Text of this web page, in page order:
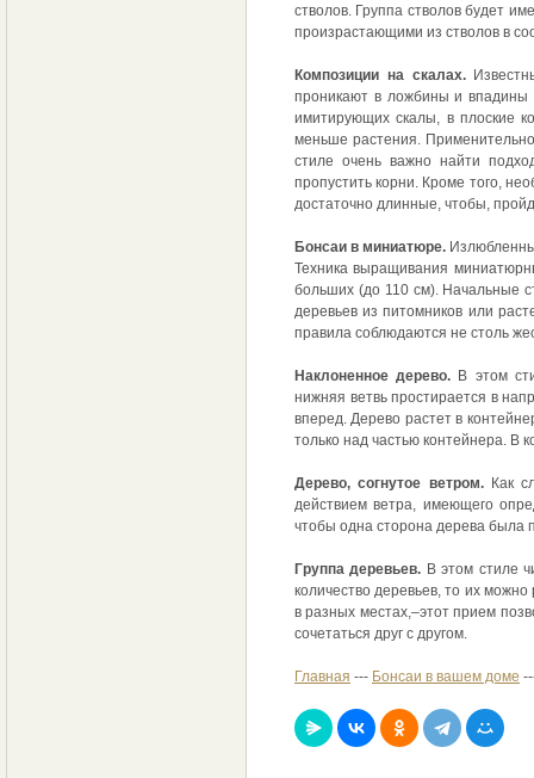
стволов. Группа стволов будет
произрастающими из стволов в
Композиции на скалах.
проникают в ложбины и впадины
имитирующих скалы, в плоские
меньше растения.
стиле очень важно найти
пропустить корни. Кроме того,
достаточно длинные, чтобы,
Бонсаи в миниатюре.
Техника выращивания
больших (до 110 см). Начальные
деревьев из питомников или
правила соблюдаются не столь
Наклоненное дерево. В этом
нижняя ветвь простирается в
вперед. Дерево растет в
только над частью контейнера. В
Дерево, согнутое ветром.Как
действием ветра, имеющего
чтобы одна сторона дерева была
Группа деревьев. В этом стиле
количество деревьев, то их
в разных местах,–этот прием
сочетаться друг с другом.
Главная --- Бонсаи в вашем доме